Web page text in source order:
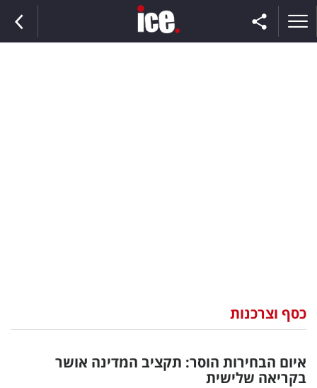
וצרכנות
דיגיטל
כסף וצרכנות
איום הבחירות הוסר: תקציב המדינה אושר
בקריאה שלישית